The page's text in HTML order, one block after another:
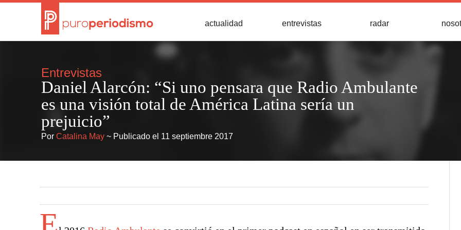
actualidad entrevistas radar
Entrevistas
Daniel Alarcón: “Si uno pensara que Radio Ambulante
es una visión total de América Latina sería un
prejuicio”
Por Catalina May ~ Publicado el 11 septiembre 2017